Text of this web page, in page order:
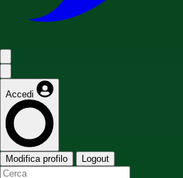
Accedi
Modifica profilo Logout